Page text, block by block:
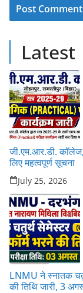
Latest
जी.एम.आर.डी.
लिए महत्वपूर्ण सूचना
July 25, 2026
LNMU ने स्नातक
की तिथि जारी, 3